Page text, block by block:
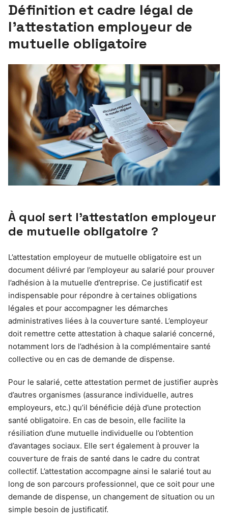
Définition et cadre légal de
l’attestation employeur de
mutuelle obligatoire
À quoi sert l’attestation employeur
de mutuelle obligatoire ?
L’attestation employeur de mutuelle obligatoire est un
document délivré par l’employeur au salarié pour prouver
l’adhésion à la mutuelle d’entreprise. Ce justificatif est
indispensable pour répondre à certaines obligations
légales et pour accompagner les démarches
administratives liées à la couverture santé. L’employeur
doit remettre cette attestation à chaque salarié concerné,
notamment lors de l’adhésion à la complémentaire santé
collective ou en cas de demande de dispense.
Pour le salarié, cette attestation permet de justifier auprès
d’autres organismes (assurance individuelle, autres
employeurs, etc.) qu’il bénéficie déjà d’une protection
santé obligatoire. En cas de besoin, elle facilite la
résiliation d’une mutuelle individuelle ou l’obtention
d’avantages sociaux. Elle sert également à prouver la
couverture de frais de santé dans le cadre du contrat
collectif. L’attestation accompagne ainsi le salarié tout au
long de son parcours professionnel, que ce soit pour une
demande de dispense, un changement de situation ou un
simple besoin de justificatif.